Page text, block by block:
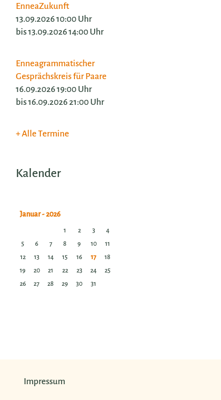
EnneaZukunft
13.09.2026 10:00 Uhr
bis 13.09.2026 14:00 Uhr
Enneagrammatischer
Gesprächskreis für Paare
16.09.2026 19:00 Uhr
bis 16.09.2026 21:00 Uhr
Alle Termine
Kalender
1 2 3
4
5
6 7 8 9 10
11
12
13 14 15 16 17
18
19
20 21 22 23 24
25
26
27 28 29 30 31
Impressum